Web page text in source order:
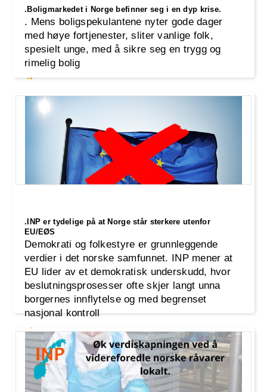
.Boligmarkedet i Norge befinner seg i en dyp krise.
. Mens boligspekulantene nyter gode dager
med høye fortjenester, sliter vanlige folk,
spesielt unge, med å sikre seg en trygg og
rimelig bolig
.INP er tydelige på at Norge står sterkere utenfor
EU/EØS
Demokrati og folkestyre er grunnleggende
verdier i det norske samfunnet. INP mener at
EU lider av et demokratisk underskudd, hvor
beslutningsprosesser ofte skjer langt unna
borgernes innflytelse og med begrenset
nasjonal kontroll